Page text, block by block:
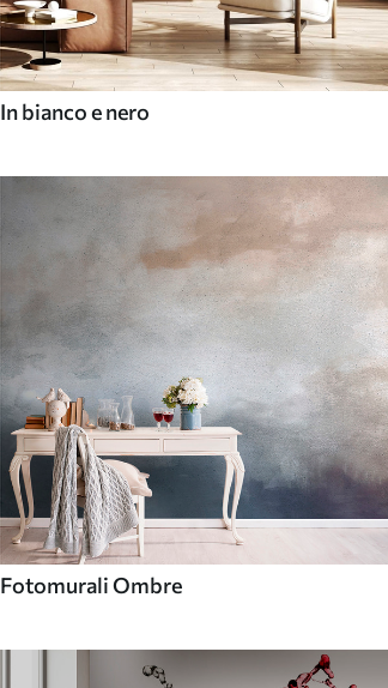
In bianco e nero
Fotomurali Ombre